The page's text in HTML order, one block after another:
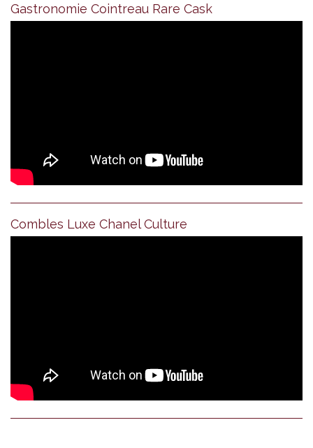
Gastronomie Cointreau Rare Cask
Combles Luxe Chanel Culture